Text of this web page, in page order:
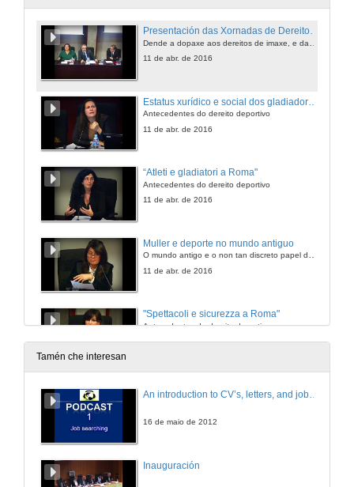
Presentación das Xornadas de Dereito Deportivo
11 de abr. de 2016
Antecedentes do dereito deportivo
11 de abr. de 2016
“Atleti e gladiatori a Roma"
Antecedentes do dereito deportivo
11 de abr. de 2016
Muller e deporte no mundo antiguo
O mundo antigo e o non tan discreto papel da muller no deporte
11 de abr. de 2016
"Spettacoli e sicurezza a Roma"
Antecedentes do dereito deportivo
11 de abr. de 2016
Mesa redonda
Conferencia de Miguel Díaz y García Conlledo
Tamén che interesan
An introduction to CV’s, letters, and job searching
16 de maio de 2012
Inauguración